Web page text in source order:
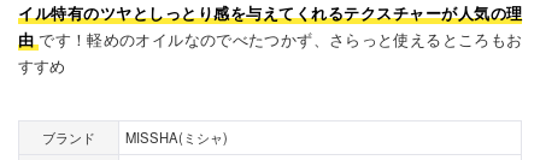
イル特有のツヤとしっとり感を与えてくれるテクスチャーが人気の理
由 です！軽めのオイルなのでべたつかず、さらっと使えるところもお
すすめ
ブランド
MISSHA(ミシャ)